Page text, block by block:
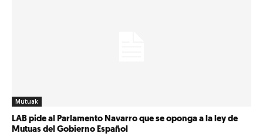
Mutuak
LAB pide al Parlamento Navarro que se oponga a la ley de
Mutuas del Gobierno Español